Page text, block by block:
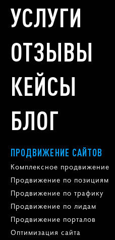
УСЛУГИ
ОТЗЫВЫ
КЕЙСЫ
БЛОГ
ПРОДВИЖЕНИЕ САЙТОВ
Комплексное продвижение
Продвижение по позициям
Продвижение по трафику
Продвижение по лидам
Продвижение порталов
Оптимизация сайта